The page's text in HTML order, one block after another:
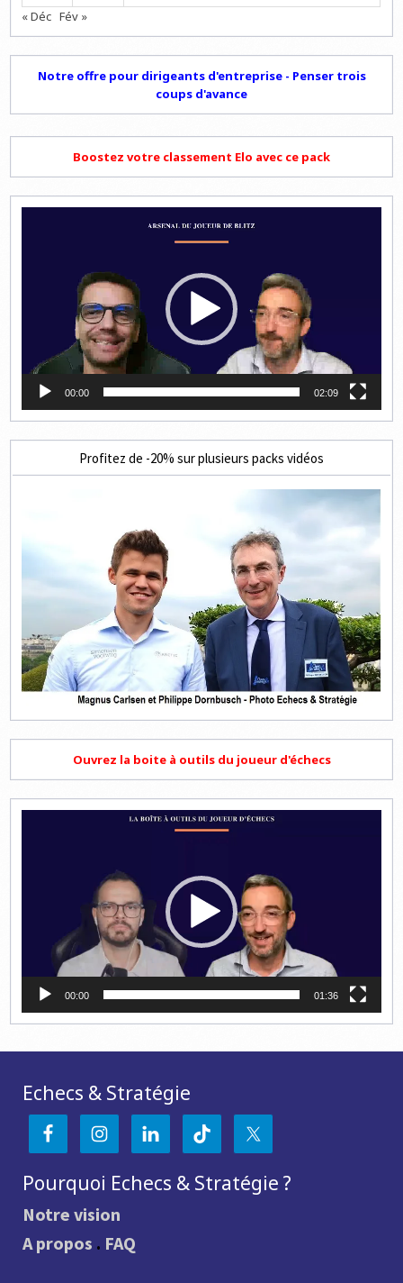
« Déc Fév »
Notre offre pour dirigeants d'entreprise - Penser trois
coups d'avance
Boostez votre classement Elo avec ce pack
00:00 02:09
Profitez de -20% sur plusieurs packs vidéos
Ouvrez la boite à outils du joueur d'échecs
00:00 01:36
Echecs & Stratégie
Pourquoi Echecs & Stratégie ?
Notre vision
A propos . FAQ